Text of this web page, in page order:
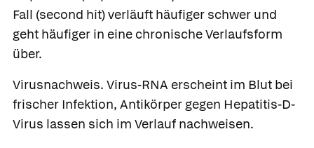
Fall (second hit) verläuft häufiger schwer und
geht häufiger in eine chronische Verlaufsform
über.
Virusnachweis. Virus-RNA erscheint im Blut bei
frischer Infektion, Antikörper gegen Hepatitis-D-
Virus lassen sich im Verlauf nachweisen.